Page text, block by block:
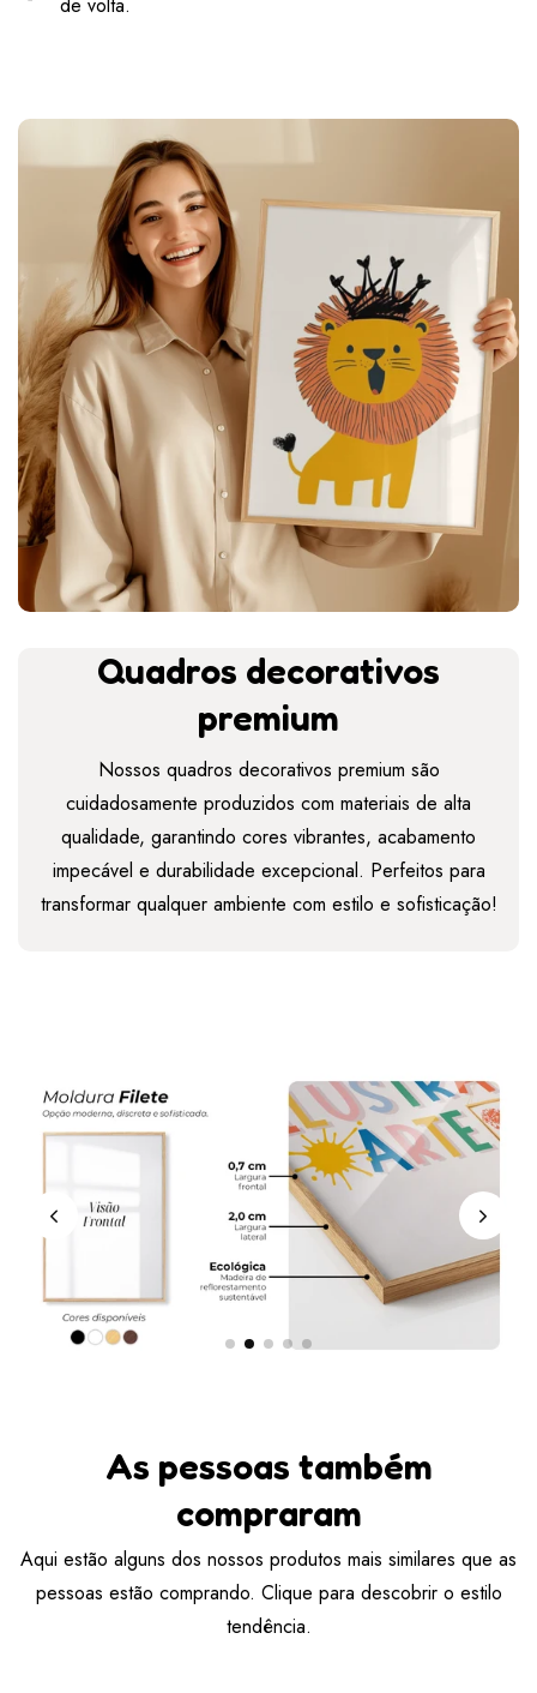
de volta.
Quadros decorativos
premium
Nossos quadros decorativos premium são
cuidadosamente produzidos com materiais de alta
qualidade, garantindo cores vibrantes, acabamento
impecável e durabilidade excepcional. Perfeitos para
transformar qualquer ambiente com estilo e sofisticação!
As pessoas também
compraram
Aqui estão alguns dos nossos produtos mais similares que as
pessoas estão comprando. Clique para descobrir o estilo
tendência.